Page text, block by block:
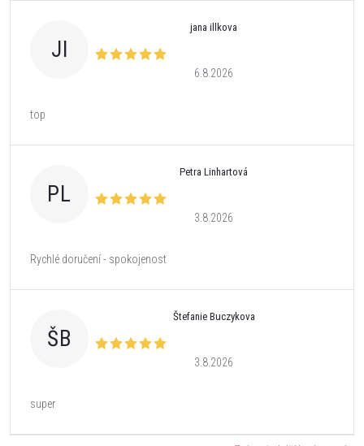
JI
jana illkova
6.8.2026
top
PL
Petra Linhartová
3.8.2026
Rychlé doručení - spokojenost
ŠB
Štefanie Buczykova
3.8.2026
super